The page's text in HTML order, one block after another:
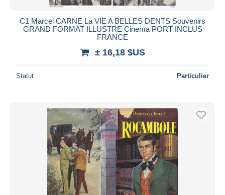
C1 Marcel CARNE La VIE A BELLES DENTS Souvenirs
GRAND FORMAT ILLUSTRE Cinema PORT INCLUS
FRANCE
± 16,18 $US
Statut Particulier